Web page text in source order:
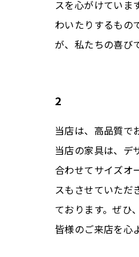
スを心がけていま
わいたりするもの
が、私たちの喜び
2
当店は、高品質で
当店の家具は、デ
合わせてサイズオ
スもさせていただ
ております。ぜひ
皆様のご来店を心